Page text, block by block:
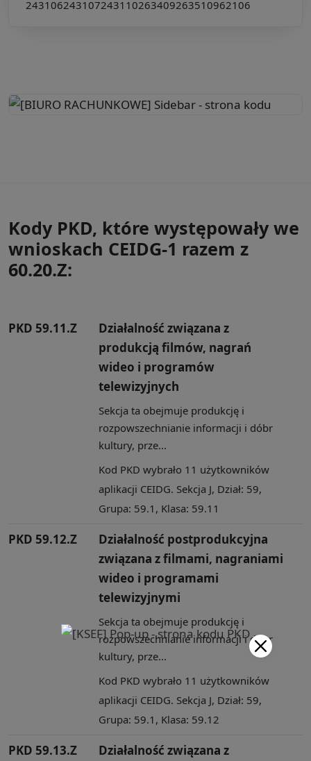
243106243107243110263409263510962106
Kody PKD, które występowały we
wnioskach CEIDG-1 razem z
60.20.Z:
PKD 59.11.Z
Działalność związana z
produkcją filmów, nagrań
wideo i programów
telewizyjnych
Sekcja ta obejmuje produkcję i
rozpowszechnianie informacji i dóbr
kultury, prze...
Kod PKD wybrało 11 użytkowników
aplikacji CEIDG. Sekcja J, Dział: 59,
Grupa: 59.1, Klasa: 59.11
PKD 59.12.Z
Działalność postprodukcyjna
związana z filmami, nagraniami
wideo i programami
telewizyjnymi
Sekcja ta obejmuje produkcję i
rozpowszechnianie informacji i dóbr
kultury, prze...
Kod PKD wybrało 11 użytkowników
aplikacji CEIDG. Sekcja J, Dział: 59,
Grupa: 59.1, Klasa: 59.12
PKD 59.13.Z
Działalność związana z